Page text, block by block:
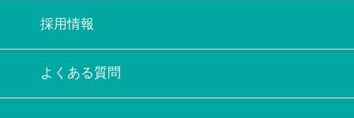
採用情報
よくある質問